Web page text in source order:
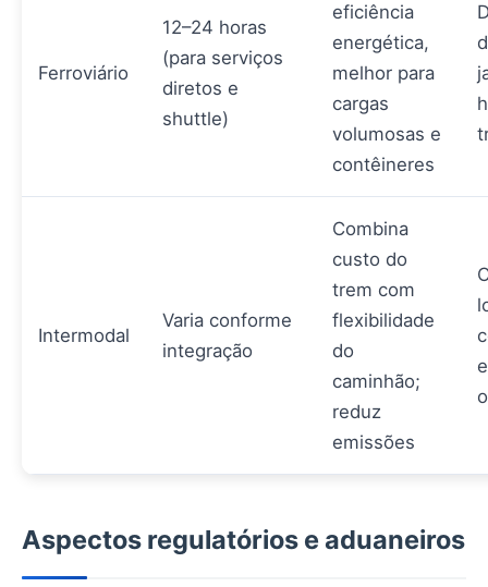
Ferroviário
12–24 horas
(para serviços
diretos e
shuttle)
eficiência
energética,
melhor para
cargas
volumosas e
contêineres
Intermodal
Varia conforme
integração
Combina
custo do
trem com
flexibilidade
do
caminhão;
reduz
emissões
Aspectos regulatórios e aduaneiros